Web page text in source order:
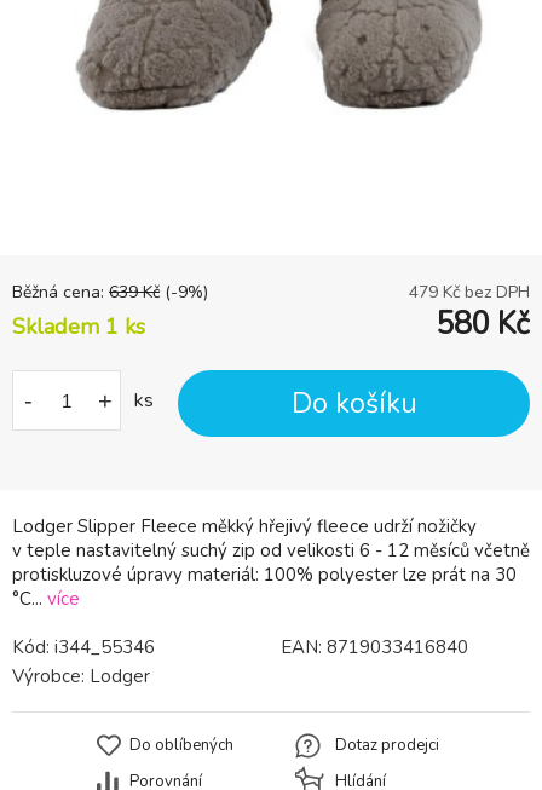
Lodger Slipper Fleece měkký hřejivý fleece udrží nožičky
v teple nastavitelný suchý zip od velikosti 6 - 12 měsíců včetně
protiskluzové úpravy materiál: 100% polyester lze prát na 30
°C... více
Běžná cena: 639 Kč (-9%) 479 Kč bez DPH
Skladem 1 ks 580 Kč
- + ks Do košíku
Kód: i344_55346 EAN: 8719033416840
Výrobce: Lodger
Do oblíbených
Porovnání
Dotaz prodejci
Hlídání